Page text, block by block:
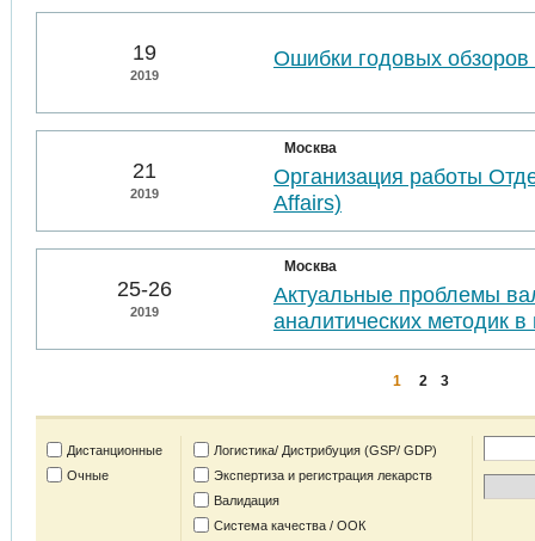
19
2019
Ошибки годовых обзоров
21
2019
Москва
Организация работы
Affairs)
25-26
2019
Москва
Актуальные проблемы
аналитических методик в
1 2 3
Дистанционные
Очные
Логистика/ Дистрибуция (GSP/ GDP)
Экспертиза и регистрация лекарств
Валидация
Система качества / ООК